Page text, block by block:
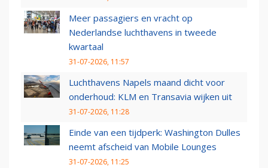
Meer passagiers en vracht op
Nederlandse luchthavens in tweede
kwartaal
31-07-2026, 11:57
Luchthavens Napels maand dicht voor
onderhoud: KLM en Transavia wijken uit
31-07-2026, 11:28
Einde van een tijdperk: Washington Dulles
neemt afscheid van Mobile Lounges
31-07-2026, 11:25